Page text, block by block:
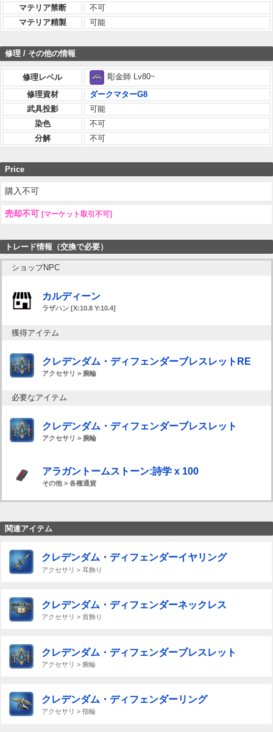
マテリア禁断
不可
マテリア精製
可能
修理 / その他の情報
修理レベル
彫金師 Lv80~
修理資材
ダークマターG8
武具投影
可能
染色
不可
分解
不可
Price
購入不可
売却不可 [マーケット取引不可]
トレード情報（交換で必要）
ショップNPC
カルディーン
ラザハン [X:10.8 Y:10.4]
獲得アイテム
クレデンダム・ディフェンダーブレスレットRE
アクセサリ > 腕輪
必要なアイテム
クレデンダム・ディフェンダーブレスレット
アクセサリ > 腕輪
アラガントームストーン:詩学 x 100
その他 > 各種通貨
関連アイテム
クレデンダム・ディフェンダーイヤリング
アクセサリ > 耳飾り
クレデンダム・ディフェンダーネックレス
アクセサリ > 首飾り
クレデンダム・ディフェンダーブレスレット
アクセサリ > 腕輪
クレデンダム・ディフェンダーリング
アクセサリ > 指輪